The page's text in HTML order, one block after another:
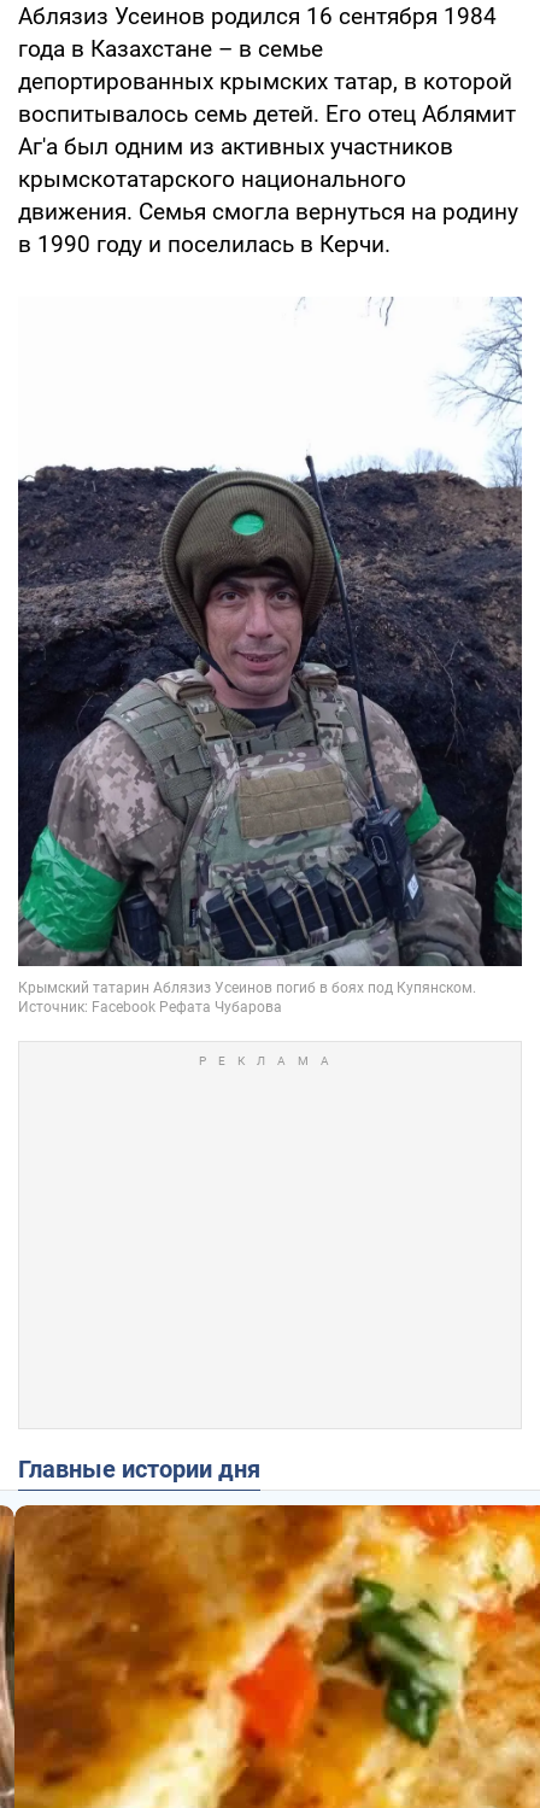
Аблязиз Усеинов родился 16 сентября 1984
года в Казахстане – в семье
депортированных крымских татар, в которой
воспитывалось семь детей. Его отец Аблямит
Аг'а был одним из активных участников
крымскотатарского национального
движения. Семья смогла вернуться на родину
в 1990 году и поселилась в Керчи.
Главные истории дня